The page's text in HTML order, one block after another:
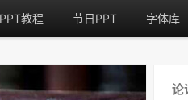
PPT教程 节日PPT 字体库
论